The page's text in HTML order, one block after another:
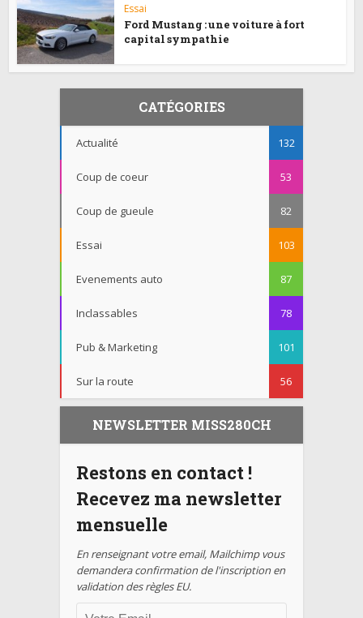
Essai
Ford Mustang : une voiture à fort
capital sympathie
CATÉGORIES
Actualité 132
Coup de coeur 53
Coup de gueule 82
Essai 103
Evenements auto 87
Inclassables 78
Pub & Marketing 101
Sur la route 56
NEWSLETTER MISS280CH
Restons en contact !
Recevez ma newsletter
mensuelle
En renseignant votre email, Mailchimp vous
demandera confirmation de l'inscription en
validation des règles EU.